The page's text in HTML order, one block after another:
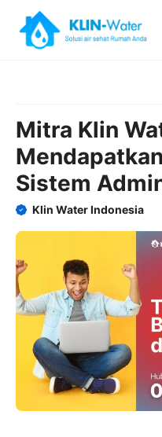
content
Mitra Klin
Sistem
Klin Water Indonesia